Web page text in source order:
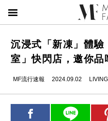
沉浸式「新凍」體驗
室」快閃店，邀你品
MF流行速報 2024.09.02 LIVING